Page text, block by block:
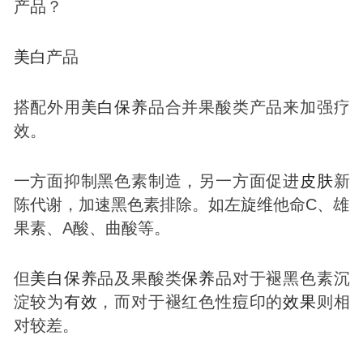
美白产品
搭配外用 美白保养品合并果酸类产品来加强疗
效。
一方面抑制黑色素制造，另一方面促进皮肤新
陈代谢，加速黑色素排除。如左旋维他命C、雄
果素、A酸、曲酸等。
但美白保养品及果酸类保养品对于褪黑色素沉
淀较为有效 ，而对于褪红色性痘印的效果则相
对较差。